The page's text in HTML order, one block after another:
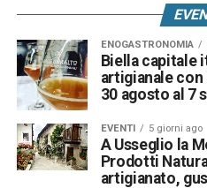
ENOGASTRONOMIA
Biella capitale
artigianale con
30 agosto al 7
EVENTI 5 giorni ago
A Usseglio la
Prodotti
artigianato,